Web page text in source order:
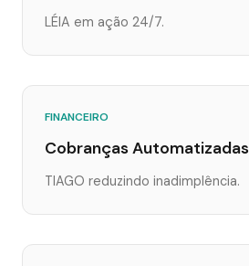
LÉIA em ação 24/7.
FINANCEIRO
Cobranças Automatizadas
TIAGO reduzindo inadimplência.